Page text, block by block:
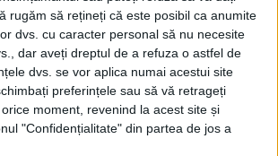
rugăm să rețineți că este posibil ca anumite
dvs. cu caracter personal să nu necesite
dar aveți dreptul de a refuza o astfel de
dvs. se vor aplica numai acestui site
preferințele sau să vă retrageți
moment, revenind la acest site și
"Confidențialitate" din partea de jos a